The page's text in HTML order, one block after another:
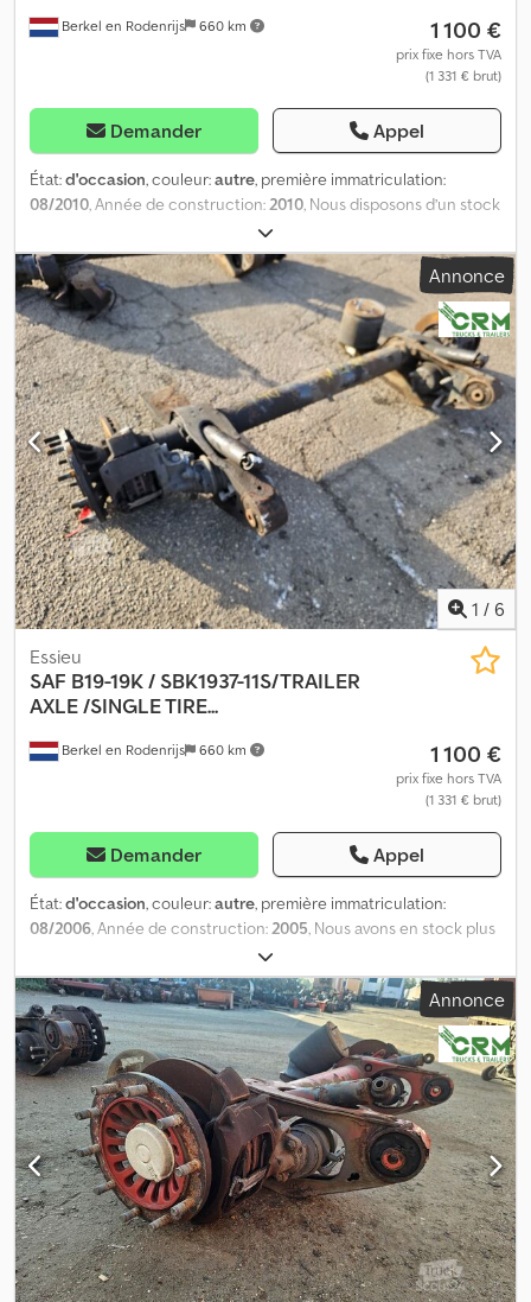
Berkel en Rodenrijs 660 km 1 100 €
prix fixe hors TVA
(1 331 € brut)
Demander Appel
État:d'occasion, couleur:autre, première immatriculation:
08/2010, Année de construction:2010, Nous disposons d’un stock
de plus de 100 essieux. Veuillez nous contacter si vous ne trouvez
pas ce que vous recherchez. Dkedpfxezrr Ibe Ahysr = Plus
d’informations = Numéro de série : NO TEMPLATE
Annonce
1 / 6
Berkel en Rodenrijs 660 km
Essieu
SAF B19-19K / SBK1937-11S/TRAILER
AXLE /SINGLE TIRE...
1 100 €
prix fixe hors TVA
(1 331 € brut)
Demander Appel
État:d'occasion, couleur:autre, première immatriculation:
08/2006, Année de construction:2005, Nous avons en stock plus
de 100 essieux. N’hésitez pas à nous contacter si vous ne trouvez
pas ce que vous cherchez. Dkjdpfozrfc Sex Ahysr = Plus
d’informations = Numéro de série : 163 07 3 439
Annonce